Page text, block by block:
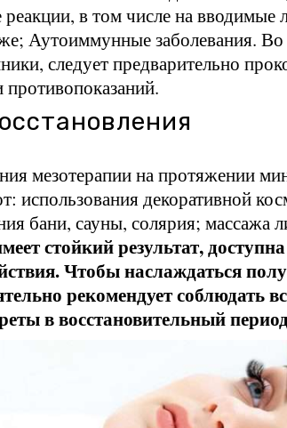
реакции, в том числе на
Аутоиммунные заболевания.
следует предварительно
противопоказаний.
мезотерапии на протяжении
использования декоративной
бани, сауны, солярия; массажа
стойкий результат,
Чтобы наслаждаться
рекомендует соблюдать
в восстановительный